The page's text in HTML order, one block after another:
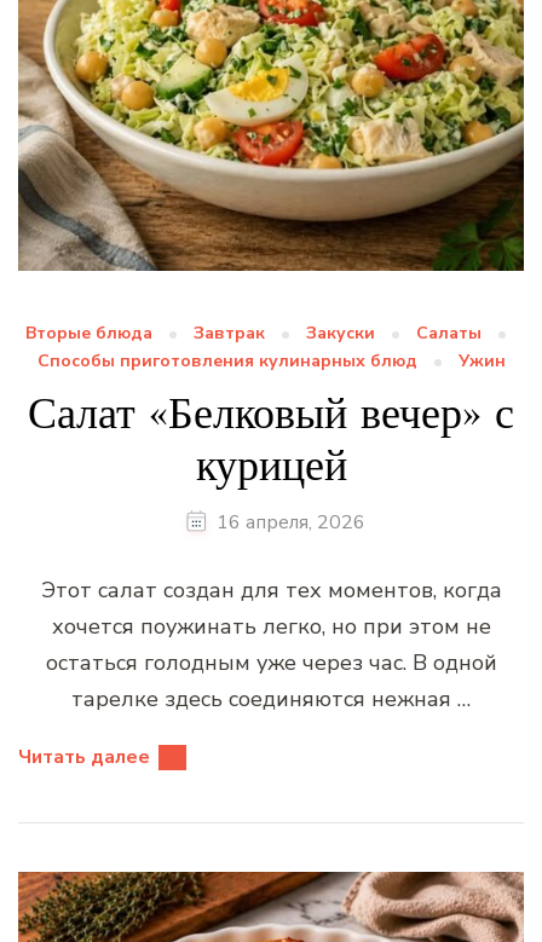
Вторые блюда Завтрак Закуски
Салаты
Способы приготовления кулинарных блюд
Ужин
Салат «Белковый вечер» с
курицей
16 апреля, 2026
Этот салат создан для тех моментов, когда
хочется поужинать легко, но при этом не
остаться голодным уже через час. В одной
тарелке здесь соединяются нежная …
Читать далее